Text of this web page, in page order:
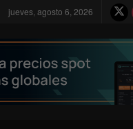
jueves, agosto 6, 2026